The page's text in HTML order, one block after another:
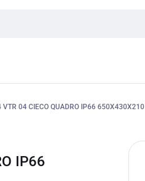
VTR 04 CIECO QUADRO IP66 650X430X210
IP66